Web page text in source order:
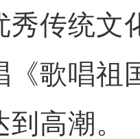
秀传统文
《歌唱祖
高潮。